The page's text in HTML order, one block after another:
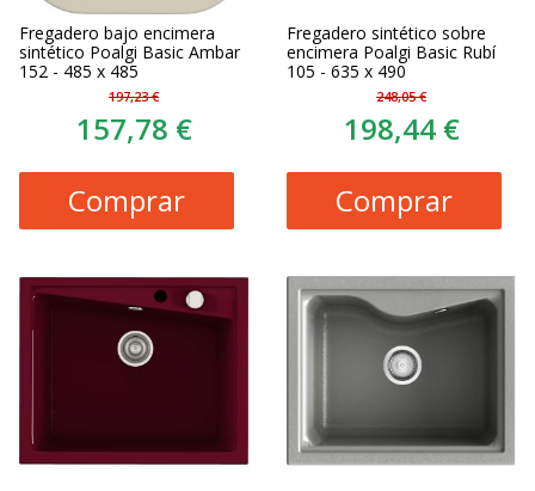
Fregadero bajo encimera
sintético Poalgi Basic Ambar
152 - 485 x 485
197,23 €
157,78 €
Comprar
Fregadero sintético sobre
encimera Poalgi Basic Rubí
105 - 635 x 490
248,05 €
198,44 €
Comprar